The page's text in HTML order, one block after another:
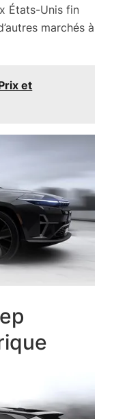
États-Unis fin
marchés à
et